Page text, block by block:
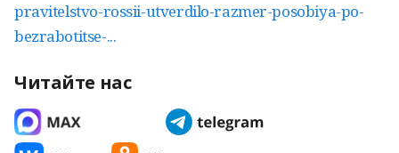
pravitelstvo-rossii-utverdilo-razmer-posobiya-po-
bezrabotitse-...
Читайте нас